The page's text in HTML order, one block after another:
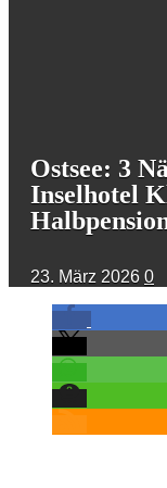
Ostsee: 3
Inselhotel
23. März 2026 0